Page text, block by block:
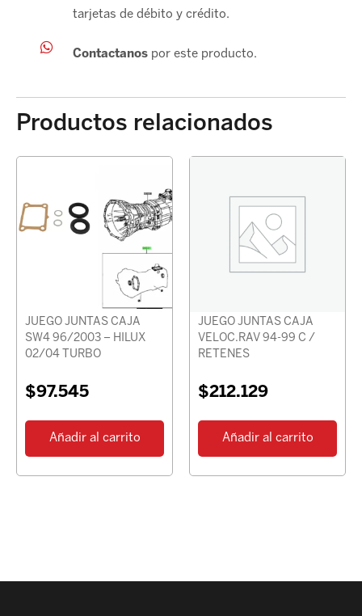
tarjetas de débito y crédito.
Contactanospor este producto.
Productos relacionados
JUEGO JUNTAS CAJA
SW4 96/2003 – HILUX
02/04 TURBO
$97.545
Añadir al carrito
JUEGO JUNTAS CAJA
VELOC.RAV 94-99 C /
RETENES
$212.129
Añadir al carrito